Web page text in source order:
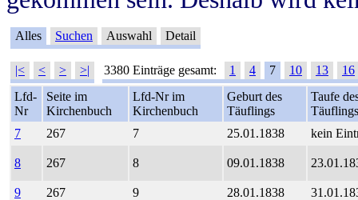
Alles Suchen Auswahl Detail
|< < > >| 3380 Einträge gesamt: 1 4 7 10 13
16
Lfd-
Nr
Seite im
Kirchenbuch
Lfd-Nr im
Kirchenbuch
Geburt des
Täuflings
Taufe
Täuflings
7
267 7 25.01.1838 kein
8 267 8 09.01.1838
9 267 9 28.01.1838